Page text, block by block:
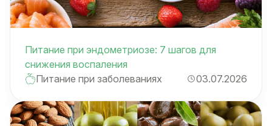
Питание при эндометриозе: 7 шагов для
снижения воспаления
Питание при заболеваниях
03.07.2026